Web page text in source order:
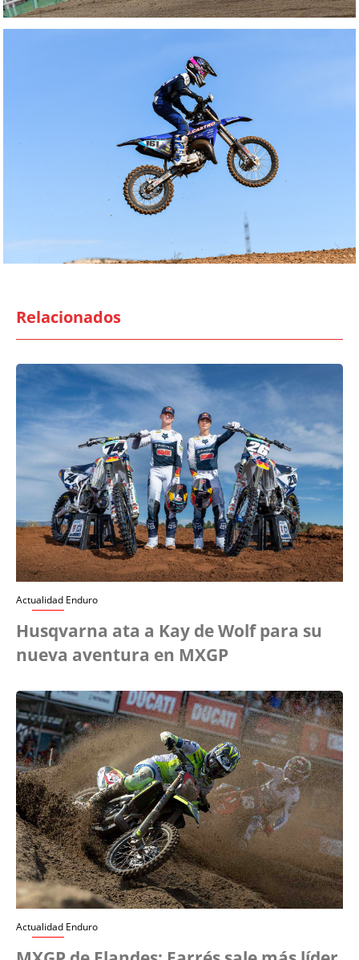
Relacionados
Actualidad Enduro
Husqvarna ata a Kay de Wolf para su
nueva aventura en MXGP
Actualidad Enduro